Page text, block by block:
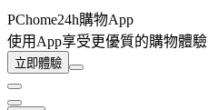
PChome24h購物App
使用App享受更優質的購物體驗
立即體驗